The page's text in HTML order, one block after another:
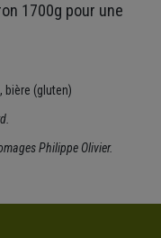
1700g pour une
bière (gluten)
Philippe Olivier.